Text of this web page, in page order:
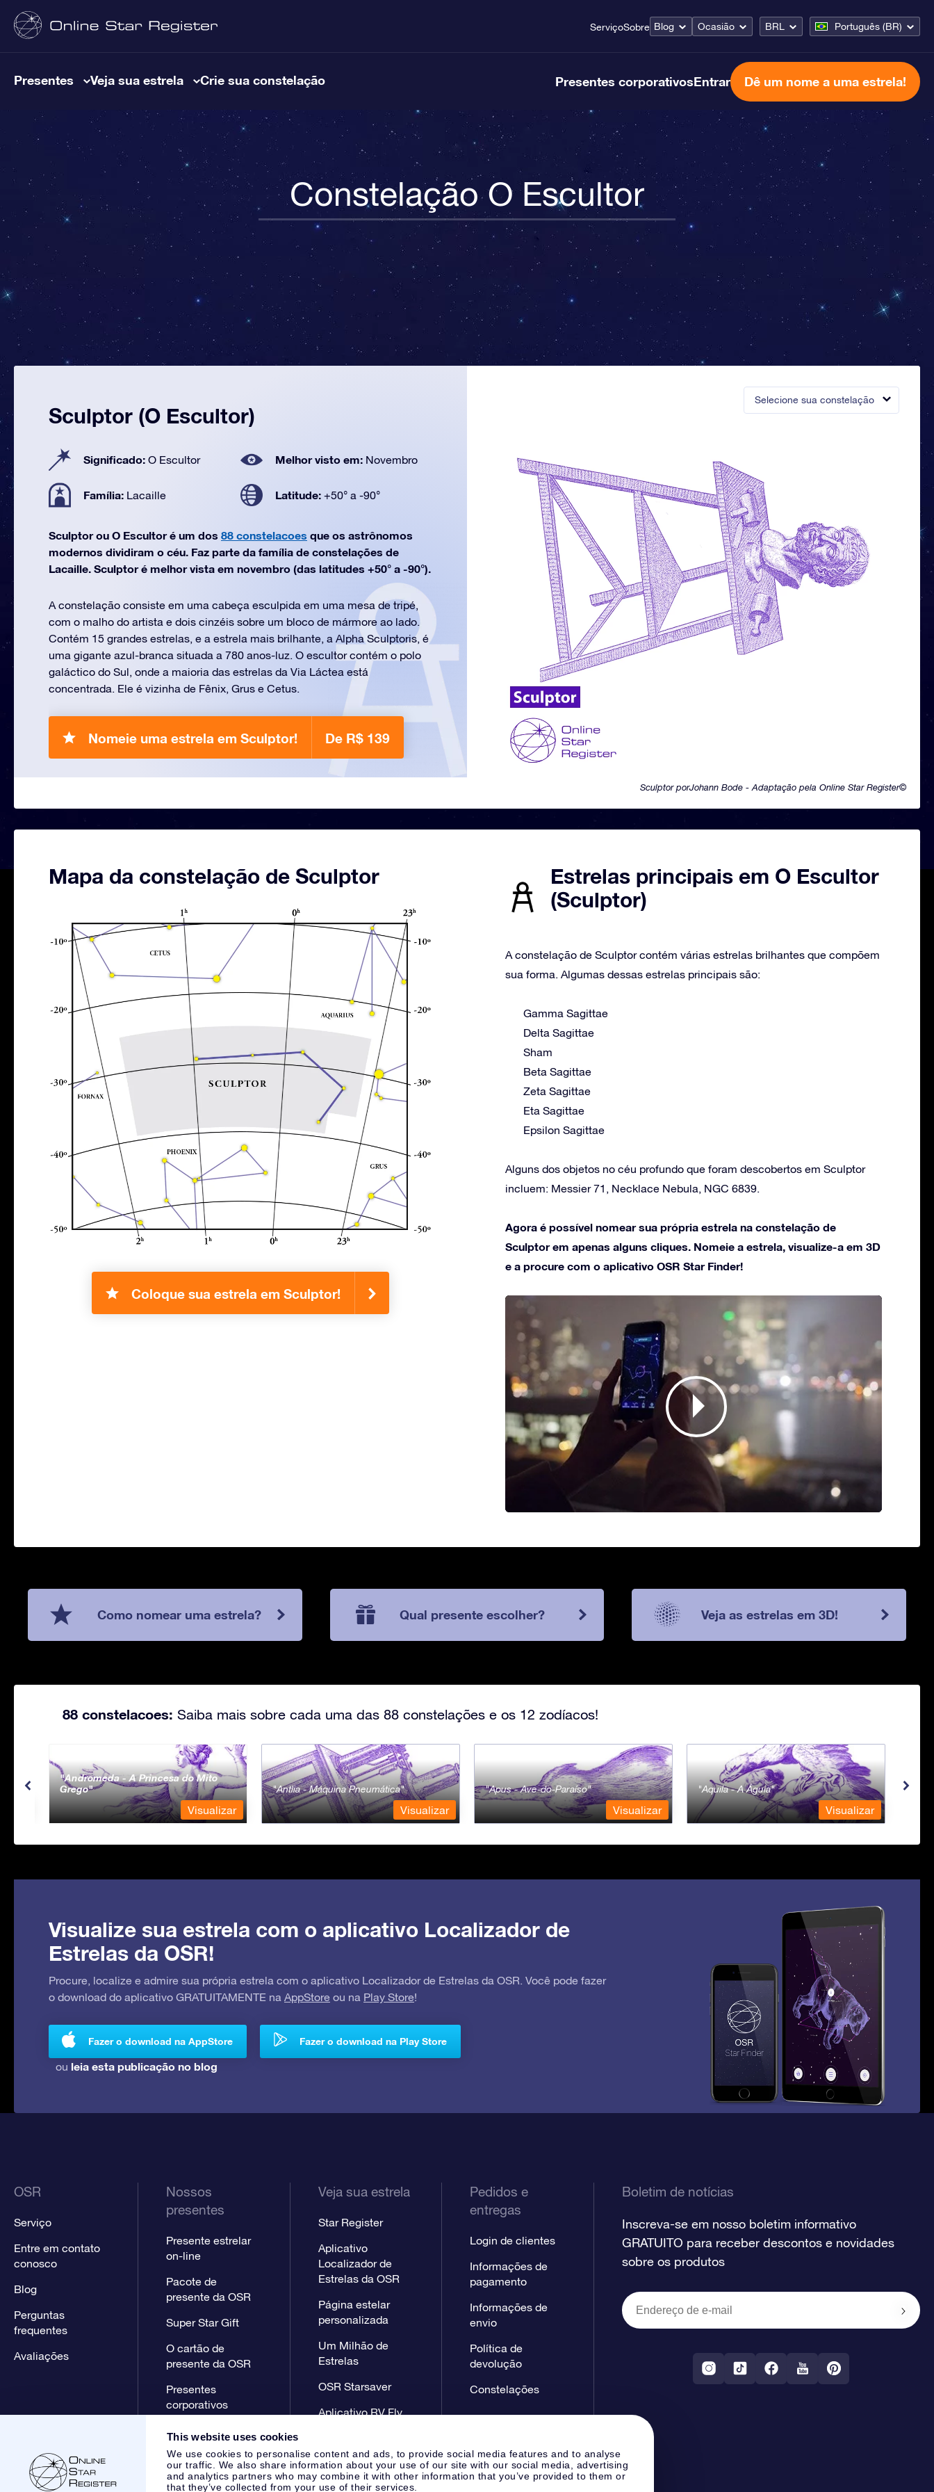
This website uses cookies
We use cookies to personalise content and ads, to provide social media features and to analyse
our traffic. We also share information about your use of our site with our social media, advertising
and analytics partners who may combine it with other information that you’ve provided to them or
that they’ve collected from your use of their services.
ServiçoSobre Blog Ocasião BRL Português (BR)
Presentes Veja sua estrela Crie sua constelação Presentes corporativosEntrar Dê um nome a uma estrela!
Constelação O Escultor
Selecione sua constelação
Sculptor porJohann Bode - Adaptação pela Online Star Register©
Sculptor (O Escultor)
Significado: O Escultor Melhor visto em: Novembro
Família: Lacaille Latitude: +50° a -90°
Sculptor ou O Escultor é um dos 88 constelacoes que os astrônomos
modernos dividiram o céu. Faz parte da família de constelações de
Lacaille. Sculptor é melhor vista em novembro (das latitudes +50° a -90°).
A constelação consiste em uma cabeça esculpida em uma mesa de tripé,
com o malho do artista e dois cinzéis sobre um bloco de mármore ao lado.
Contém 15 grandes estrelas, e a estrela mais brilhante, a Alpha Sculptoris, é
uma gigante azul-branca situada a 780 anos-luz. O escultor contém o polo
galáctico do Sul, onde a maioria das estrelas da Via Láctea está
concentrada. Ele é vizinha de Fênix, Grus e Cetus.
Nomeie uma estrela em Sculptor! De R$ 139
Mapa da constelação de Sculptor
Coloque sua estrela em Sculptor!
Estrelas principais em O Escultor
(Sculptor)
A constelação de Sculptor contém várias estrelas brilhantes que compõem
sua forma. Algumas dessas estrelas principais são:
Gamma Sagittae
Delta Sagittae
Sham
Beta Sagittae
Zeta Sagittae
Eta Sagittae
Epsilon Sagittae
Alguns dos objetos no céu profundo que foram descobertos em Sculptor
incluem: Messier 71, Necklace Nebula, NGC 6839.
Agora é possível nomear sua própria estrela na constelação de
Sculptor em apenas alguns cliques. Nomeie a estrela, visualize-a em 3D
e a procure com o aplicativo OSR Star Finder!
Como nomear uma estrela? Qual presente escolher? Veja as estrelas em 3D!
88 constelacoes: Saiba mais sobre cada uma das 88 constelações e os 12 zodíacos!
Andromeda - A Princesa do Mito
Grego
Visualizar
Antlia - Máquina Pneumática
Visualizar
Apus - Ave-do-Paraíso
Visualizar
Aquila - A Águia
Visualizar
Visualize sua estrela com o aplicativo Localizador de
Estrelas da OSR!
Procure, localize e admire sua própria estrela com o aplicativo Localizador de Estrelas da OSR. Você pode fazer
o download do aplicativo GRATUITAMENTE na AppStore ou na Play Store!
Fazer o download na AppStore Fazer o download na Play Store
ou leia esta publicação no blog
OSR
Serviço
Entre em contato
conosco
Blog
Perguntas
frequentes
Avaliações
Nossos
presentes
Presente estrelar
on-line
Pacote de
presente da OSR
Super Star Gift
O cartão de
presente da OSR
Presentes
corporativos
Veja sua estrela
Star Register
Aplicativo
Localizador de
Estrelas da OSR
Página estelar
personalizada
Um Milhão de
Estrelas
OSR Starsaver
Aplicativo RV Fly
Pedidos e
entregas
Login de clientes
Informações de
pagamento
Informações de
envio
Política de
devolução
Constelações
Boletim de notícias
Inscreva-se em nosso boletim informativo
GRATUITO para receber descontos e novidades
sobre os produtos